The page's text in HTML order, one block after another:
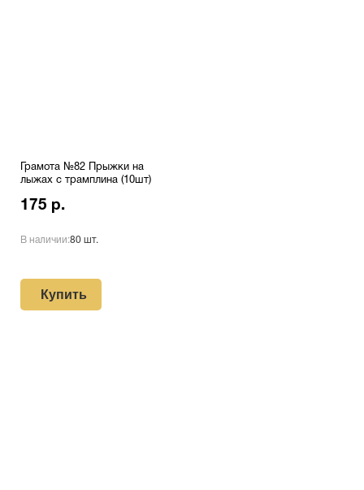
Грамота №82 Прыжки на
лыжах с трамплина (10шт)
175 р.
В наличии:80 шт.
Купить